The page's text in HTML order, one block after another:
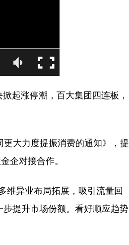
起涨停潮，百大集团四连板，
大力度提振消费的通知》，提
企对接合作。
维异业布局拓展，吸引流量回
提升市场份额。看好顺应趋势